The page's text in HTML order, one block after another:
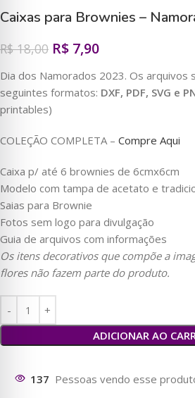
Caixas para Brownies –
R$18,00 R$ 7,90
Dia dos Namorados 2023. Os arquivos
seguintes formatos: DXF, PDF, SVG e
printables)
COLEÇÃO COMPLETA – Compre Aqui
Caixa p/ até 6 brownies de 6cmx6cm
Modelo com tampa de acetato e
Saias para Brownie
Fotos sem logo para divulgação
Guia de arquivos com informações
Os itens decorativos que compõe a
flores não fazem parte do produto.
ADICIONAR AO
138 Pessoas vendo esse